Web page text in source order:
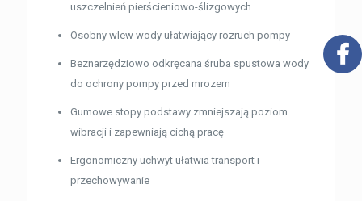
uszczelnień pierścieniowo-ślizgowych
Osobny wlew wody ułatwiający rozruch pompy
Beznarzędziowo odkręcana śruba spustowa wody
do ochrony pompy przed mrozem
Gumowe stopy podstawy zmniejszają poziom
wibracji i zapewniają cichą pracę
Ergonomiczny uchwyt ułatwia transport i
przechowywanie